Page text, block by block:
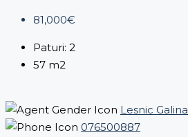
81,000€
Paturi: 2
57 m2
Lesnic Galina
076500887